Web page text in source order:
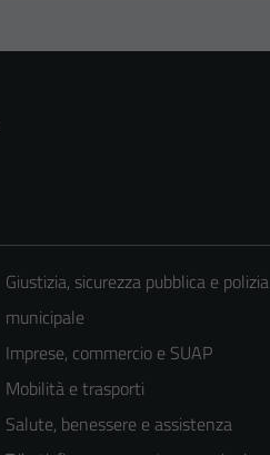
Giustizia, sicurezza pubblica e polizia
municipale
Imprese, commercio e SUAP
Mobilità e trasporti
Salute, benessere e assistenza